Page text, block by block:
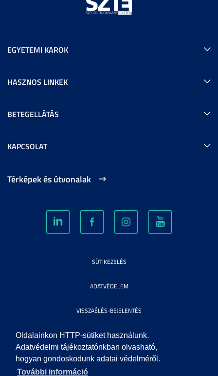
Oldalainkon HTTP-sütiket használunk.
Adatvédelmi tájékoztatónkban olvasható,
hogyan gondoskodunk adatai védelméről.
További információ
EGYETEMI KAROK
HASZNOS LINKEK
BETEGELLÁTÁS
KAPCSOLAT
Térképek és útvonalak
SÜTIKEZELÉS
ADATVÉDELEM
VISSZAÉLÉS-BEJELENTÉS
KÖZÉRDEKŰ ADATOK
IMPRESSZUM